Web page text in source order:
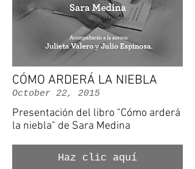
CÓMO ARDERÁ LA NIEBLA
October 22, 2015
Presentación del libro "Cómo arderá
la niebla" de Sara Medina
Haz clic aquí